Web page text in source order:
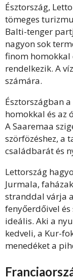
Észtország,
tömeges
Balti-tenger
nagyon sok
finom homokkal
rendelkezik. A
számára.
Észtországban
homokkal és az
A Saaremaa
szörfözéshez, a
családbarát és
Lettország
Jurmala,
stranddal várja
fenyőerdőivel és
ideális. Aki a
kedveli, a Kur-
menedéket a